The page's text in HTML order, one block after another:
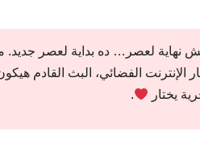
الإنترنت الفضائي، البث القادم
يختار
.